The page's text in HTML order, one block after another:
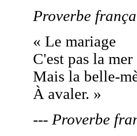
Proverbe
« Le mariage
C'est pas la
Mais la belle-
À avaler. »
--- Proverbe